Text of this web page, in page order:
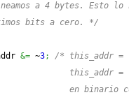
a 4 bytes. Esto lo
bits a cero. */
&= ~3;
/* this_addr =
= this_addr
con todo 1